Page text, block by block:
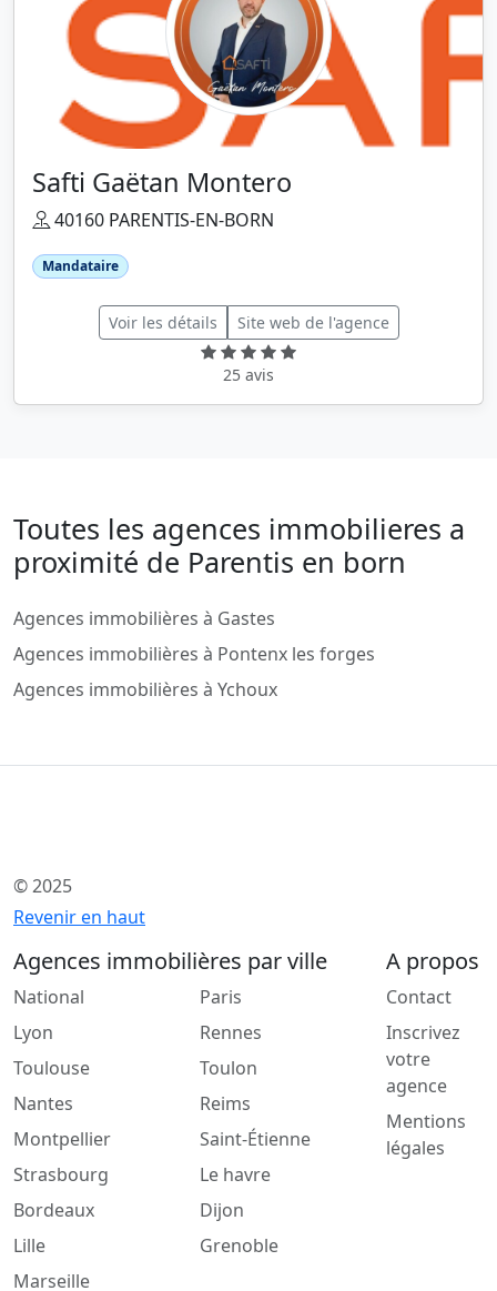
Safti Gaëtan Montero
40160 PARENTIS-EN-BORN
Mandataire
Voir les détails Site web de l'agence
25 avis
Toutes les agences immobilieres a
proximité de Parentis en born
Agences immobilières à Gastes
Agences immobilières à Pontenx les forges
Agences immobilières à Ychoux
© 2025
Revenir en haut
Agences immobilières par ville
National
Lyon
Toulouse
Nantes
Montpellier
Strasbourg
Bordeaux
Lille
Marseille
Paris
Rennes
Toulon
Reims
Saint-Étienne
Le havre
Dijon
Grenoble
A propos
Contact
Inscrivez
votre
agence
Mentions
légales